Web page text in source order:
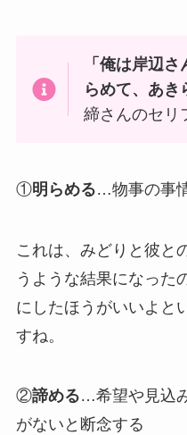
「俺は岸辺
らめて、あき
締さんのセリ
①明らめる…物事の事
これは、みどりと彼と
うような結果になった
にしたほうがいいよと
すね。
②諦める…希望や見込
がないと断念する